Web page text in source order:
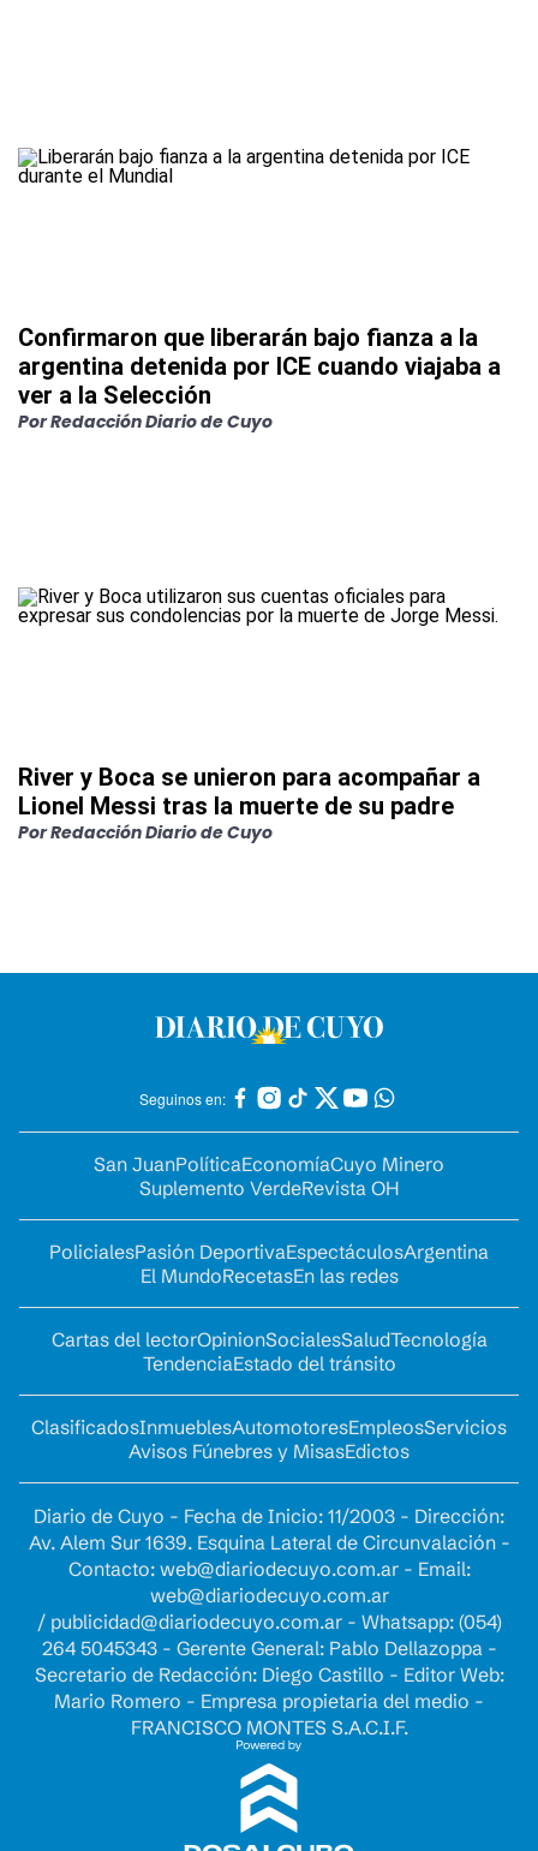
Confirmaron que liberarán bajo fianza a la
argentina detenida por ICE cuando viajaba a
ver a la Selección
PorRedacción Diario de Cuyo
River y Boca se unieron para acompañar a
Lionel Messi tras la muerte de su padre
PorRedacción Diario de Cuyo
Seguinos en:
San JuanPolíticaEconomíaCuyo Minero
Suplemento VerdeRevista OH
PolicialesPasión DeportivaEspectáculosArgentina
El MundoRecetasEn las redes
Cartas del lectorOpinionSocialesSaludTecnología
TendenciaEstado del tránsito
ClasificadosInmueblesAutomotoresEmpleosServicios
Avisos Fúnebres y MisasEdictos
Diario de Cuyo - Fecha de Inicio: 11/2003 - Dirección:
Av. Alem Sur 1639. Esquina Lateral de Circunvalación -
Contacto: web@diariodecuyo.com.ar- Email:
web@diariodecuyo.com.ar
/ publicidad@diariodecuyo.com.ar- Whatsapp: (054)
264 5045343 - Gerente General: Pablo Dellazoppa -
Secretario de Redacción: Diego Castillo - Editor Web:
Mario Romero - Empresa propietaria del medio -
FRANCISCO MONTES S.A.C.I.F.